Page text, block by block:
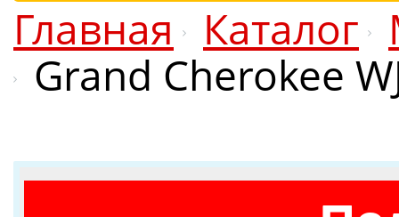
Главная Каталог
Grand Cherokee